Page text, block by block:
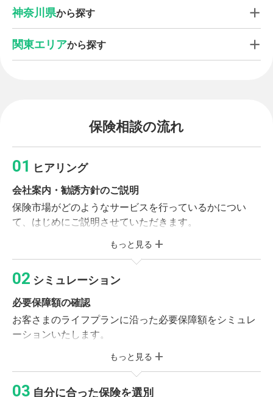
神奈川県から探す
関東エリアから探す
保険相談の流れ
ヒアリング
会社案内・勧誘方針のご説明
保険市場がどのようなサービスを行っているかについ
て、はじめにご説明させていただきます。
個人情報同意書・受付カードへのご記入をお願いいたし
ます。
ライフプランニング
お客さまの加入目的、収入、財産やご家族構成などをお
伺いします。
※現在ご加入の保険がある方
ご加入中の保険証券または契約内容が確認できる資料
もっと見る
シミュレーション
必要保障額の確認
お客さまのライフプランに沿った必要保障額をシミュレ
ーションいたします。
保険の基本形や社会保障制度をご確認いただき、お客さ
まに合った保障プランを作成いたします。
もっと見る
自分に合った保険を選別